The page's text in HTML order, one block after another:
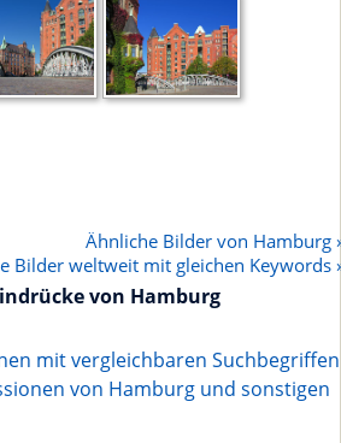
Ähnliche Bilder von Hamburg
Bilder weltweit mit gleichen Keywords
von Hamburg
mit vergleichbaren Suchbegriffen
von Hamburg und sonstigen